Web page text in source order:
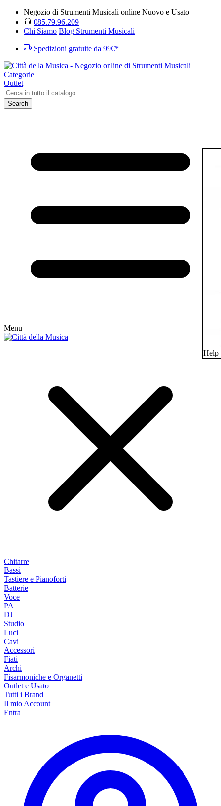
Negozio di Strumenti Musicali online Nuovo e Usato
085.79.96.209
Chi Siamo Blog Strumenti Musicali
Spedizioni gratuite da 99€*
Categorie
Outlet
Search
Menu
Chitarre
Bassi
Tastiere e Pianoforti
Batterie
Voce
PA
DJ
Studio
Luci
Cavi
Accessori
Fiati
Archi
Fisarmoniche e Organetti
Outlet e Usato
Tutti i Brand
Il mio Account
Entra
Help